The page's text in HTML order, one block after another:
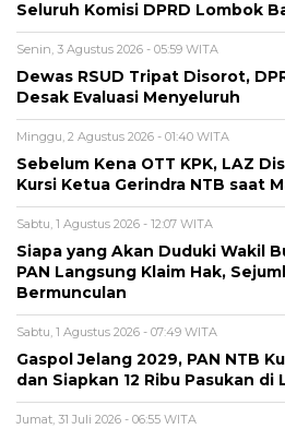
Seluruh Komisi DPRD Lombok
Senin, 3 Agustus 2026 - 05:59 WITA
Dewas RSUD Tripat Disorot,
Desak Evaluasi Menyeluruh
Minggu, 2 Agustus 2026 - 01:40 WITA
Sebelum Kena OTT KPK, LAZ
Kursi Ketua Gerindra NTB saat
Sabtu, 1 Agustus 2026 - 12:07 WITA
Siapa yang Akan Duduki Wakil
PAN Langsung Klaim Hak,
Bermunculan
Sabtu, 1 Agustus 2026 - 07:49 WITA
Gaspol Jelang 2029, PAN NTB
dan Siapkan 12 Ribu Pasukan di
Jumat, 31 Juli 2026 - 06:55 WITA